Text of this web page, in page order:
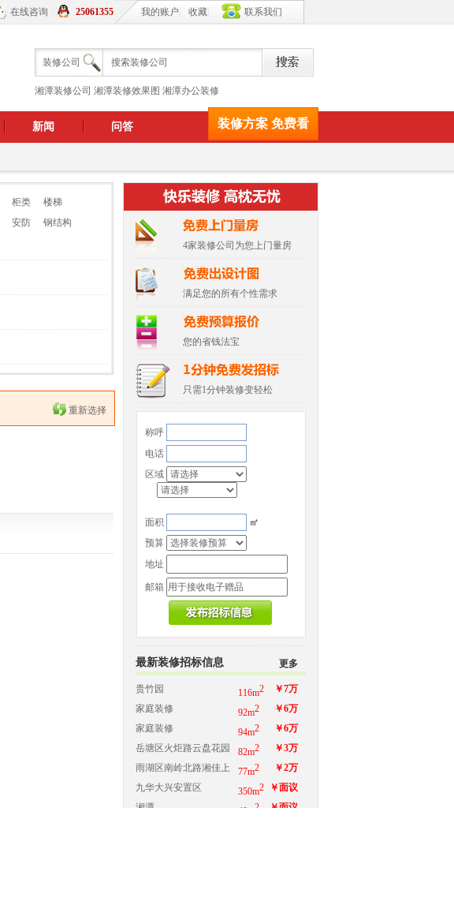
我的账户 收藏 联系我们
在线咨询 25061355
装修公司
湘潭装修公司 湘潭装修效果图 湘潭办公装修
新闻 问答 装修方案 免费看
柜类
楼梯
安防
钢结构
重新选择
4家装修公司为您上门量房
满足您的所有个性需求
您的省钱法宝
只需1分钟装修变轻松
称呼
电话
区域
面积
㎡
预算
地址
邮箱
最新装修招标信息 更多
贵竹园 116m2
￥7万
家庭装修
92m2
￥6万
家庭装修
94m2
￥6万
岳塘区火炬路云盘花园
82m2
￥3万
雨湖区南岭北路湘佳上
城旁
77m2
￥2万
九华大兴安置区
350m2
￥面议
湘潭
40m 2
￥面议